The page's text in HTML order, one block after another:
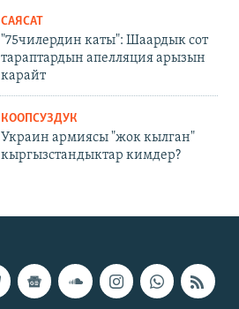
САЯСАТ
"75чилердин каты": Шаардык сот
тараптардын апелляция арызын
карайт
КООПСУЗДУК
Украин армиясы "жок кылган"
кыргызстандыктар кимдер?